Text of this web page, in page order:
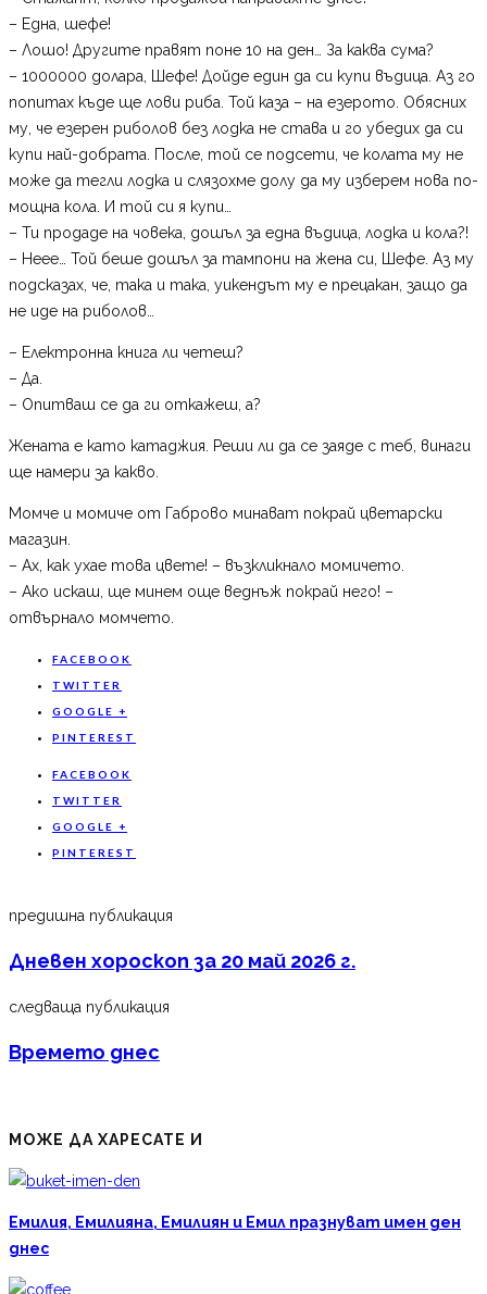
– Една, шефе!
– Лошо! Другите правят поне 10 на ден… За каква сума?
– 1000000 долара, Шефе! Дойде един да си купи въдица. Аз го
попитах къде ще лови риба. Той каза – на езерото. Обясних
му, че езерен риболов без лодка не става и го убедих да си
купи най-добрата. После, той се подсети, че колата му не
може да тегли лодка и слязохме долу да му изберем нова по-
мощна кола. И той си я купи…
– Ти продаде на човека, дошъл за една въдица, лодка и кола?!
– Неее… Той беше дошъл за тампони на жена си, Шефе. Аз му
подсказах, че, така и така, уикендът му е прецакан, защо да
не иде на риболов…
– Електронна книга ли четеш?
– Да.
– Опитваш се да ги откажеш, а?
Жената е като катаджия. Реши ли да се заяде с теб, винаги
ще намери за какво.
Момче и момиче от Габрово минават покрай цветарски
магазин.
– Ах, как ухае това цвете! – възкликнало момичето.
– Ако искаш, ще минем още веднъж покрай него! –
отвърнало момчето.
FACEBOOK
TWITTER
GOOGLE +
PINTEREST
FACEBOOK
TWITTER
GOOGLE +
PINTEREST
предишна публикация
Дневен хороскоп за 20 май 2026 г.
следваща публикация
Времето днес
МОЖЕ ДА ХАРЕСАТЕ И
Емилия, Емилияна, Емилиян и Емил празнуват имен ден
днес